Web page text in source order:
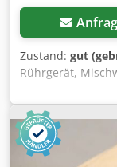
Zustand: gut
Rührgerät,
Watt -Anschluss:
Abmessungen:
Gewicht: 8 kg